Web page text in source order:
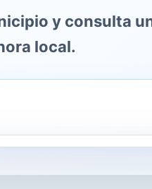
y consulta
local.